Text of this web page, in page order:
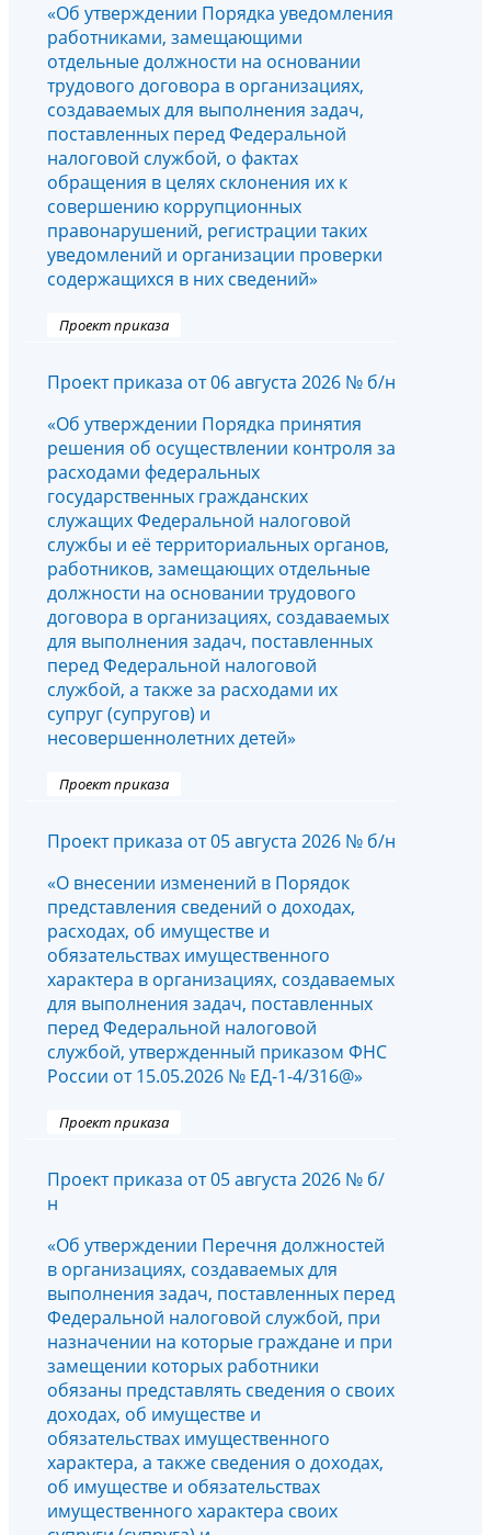
«Об утверждении Порядка уведомления
работниками, замещающими
отдельные должности на основании
трудового договора в организациях,
создаваемых для выполнения задач,
поставленных перед Федеральной
налоговой службой, о фактах
обращения в целях склонения их к
совершению коррупционных
правонарушений, регистрации таких
уведомлений и организации проверки
содержащихся в них сведений»
Проект приказа
Проект приказа от 06 августа 2026 № б/н
«Об утверждении Порядка принятия
решения об осуществлении контроля за
расходами федеральных
государственных гражданских
служащих Федеральной налоговой
службы и её территориальных органов,
работников, замещающих отдельные
должности на основании трудового
договора в организациях, создаваемых
для выполнения задач, поставленных
перед Федеральной налоговой
службой, а также за расходами их
супруг (супругов) и
несовершеннолетних детей»
Проект приказа
Проект приказа от 05 августа 2026 № б/н
«О внесении изменений в Порядок
представления сведений о доходах,
расходах, об имуществе и
обязательствах имущественного
характера в организациях, создаваемых
для выполнения задач, поставленных
перед Федеральной налоговой
службой, утвержденный приказом ФНС
России от 15.05.2026 № ЕД-1-4/316@»
Проект приказа
Проект приказа от 05 августа 2026 № б/
н
«Об утверждении Перечня должностей
в организациях, создаваемых для
выполнения задач, поставленных перед
Федеральной налоговой службой, при
назначении на которые граждане и при
замещении которых работники
обязаны представлять сведения о своих
доходах, об имуществе и
обязательствах имущественного
характера, а также сведения о доходах,
об имуществе и обязательствах
имущественного характера своих